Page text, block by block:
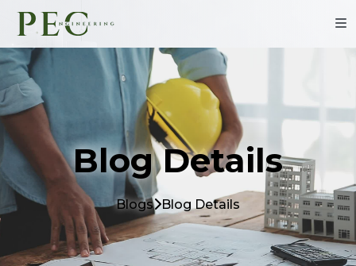
Blog Details
Blogs Blog Details